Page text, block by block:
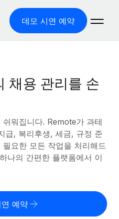
데모 시연 예약
을 손쉽게 처리
로 사업을 확장
아보기
비교
채용 관리를 손
워집니다. Remote가 과테
급, 복리후생, 세금, 규정 준
요한 모든 작업을 처리해드
나의 간편한 플랫폼에서 이
예약